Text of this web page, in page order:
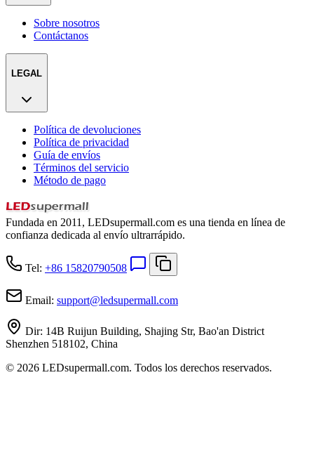
Sobre nosotros
Contáctanos
LEGAL
Política de devoluciones
Política de privacidad
Guía de envíos
Términos del servicio
Método de pago
Fundada en 2011, LEDsupermall.com es una tienda en línea de
confianza dedicada al envío ultrarrápido.
Tel: +86 15820790508
Email: support@ledsupermall.com
Dir: 14B Ruijun Building, Shajing Str, Bao'an District
Shenzhen 518102, China
© 2026 LEDsupermall.com. Todos los derechos reservados.